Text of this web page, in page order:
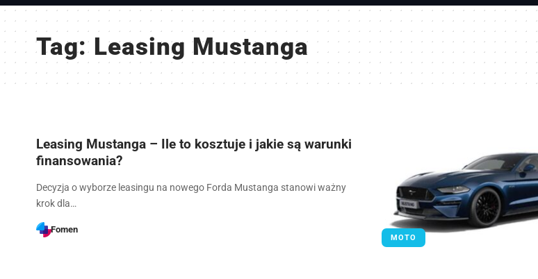
Tag:Leasing Mustanga
MOTO
Leasing Mustanga – Ile to kosztuje i jakie są warunki
finansowania?
Decyzja o wyborze leasingu na nowego Forda Mustanga stanowi ważny
krok dla…
Fomen